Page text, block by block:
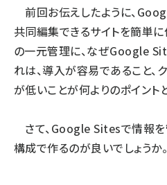
前回お伝えしたように、
共同編集できるサイトを簡単
の一元管理に、なぜGoogle
れは、導入が容易であること、
が低いことが何よりのポイント
さて、Google Sitesで情報を
構成で作るのが良いでしょうか。